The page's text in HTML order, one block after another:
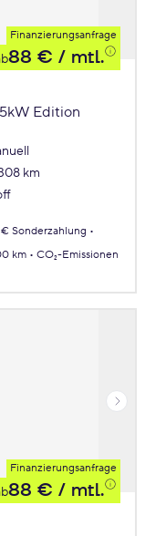
Finanzierungsanfrage
88 € / mtl.
Edition
km
€ Sonderzahlung
km
CO₂-Emissionen
Finanzierungsanfrage
88 € / mtl.